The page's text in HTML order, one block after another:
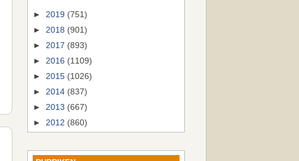
► 2019 (751)
► 2018 (901)
► 2017 (893)
► 2016 (1109)
► 2015 (1026)
► 2014 (837)
► 2013 (667)
► 2012 (860)